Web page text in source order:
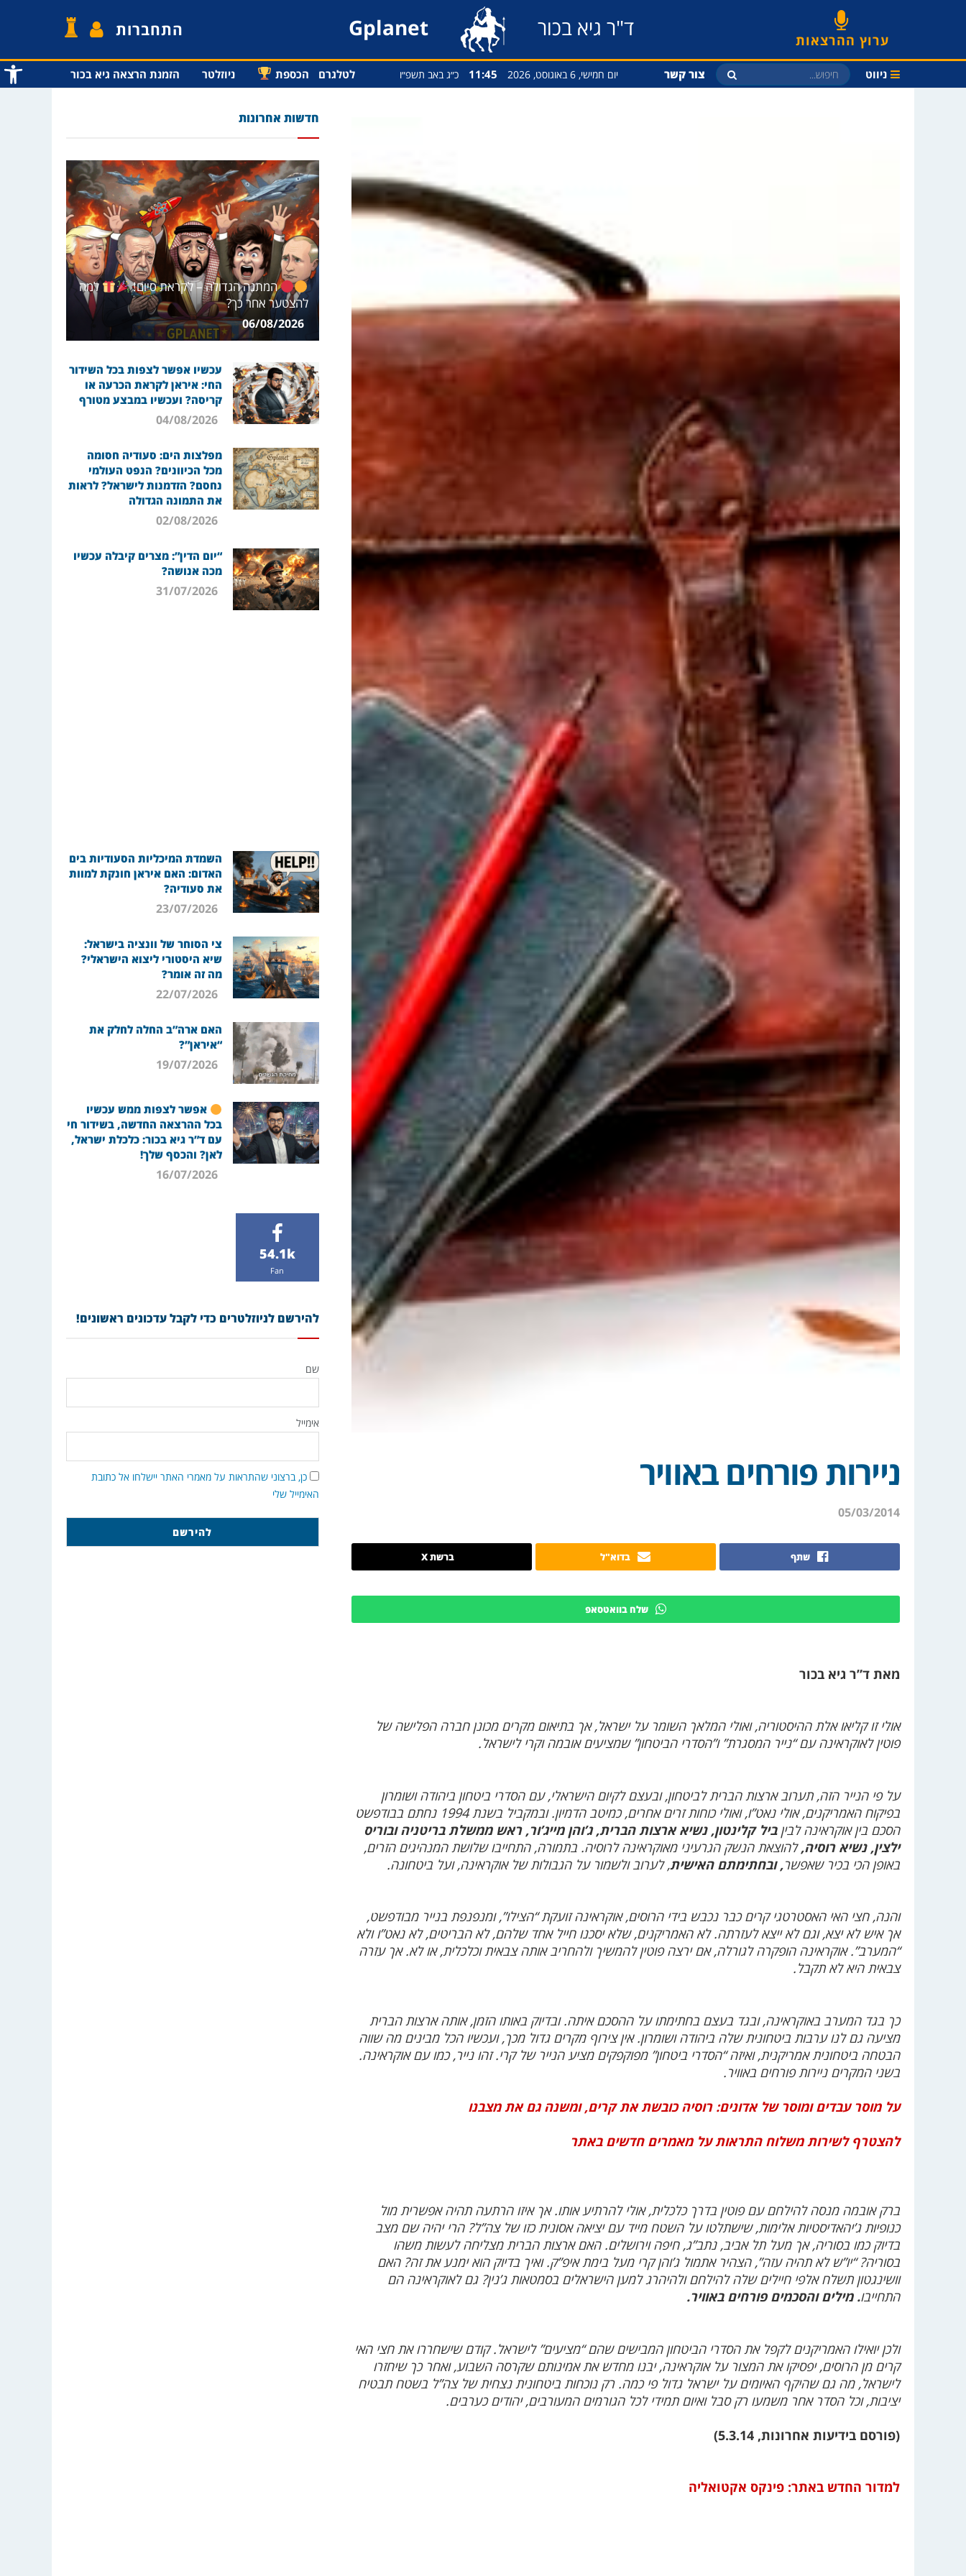
פתח
ערוץ ההרצאות ד"ר גיא בכור Gplanet התחברות
ניווט צור קשר יום חמישי, 6 באוגוסט, 2026 11:45 כ״ג באב תשפ״ו לטלגרם הכספת ניוזלטר הזמנת הרצאה גיא בכור
ניירות פורחים באוויר
05/03/2014
שתף בדוא"ל ברשת X
שלח בוואטסאפ
מאת ד”ר גיא בכור
אולי זו קליאו אלת ההיסטוריה, ואולי המלאך השומר על ישראל, אך בתיאום מקרים מכונן חברה הפלישה של
פוטין לאוקראינה עם “נייר המסגרת” ו”הסדרי הביטחון” שמציעים אובמה וקרי לישראל.
על פי הנייר הזה, תערוב ארצות הברית לביטחון, ובעצם לקיום הישראלי, עם הסדרי ביטחון ביהודה ושומרון
בפיקוח האמריקנים, אולי נאט”ו, ואולי כוחות זרים אחרים, כמיטב הדמיון. ובמקביל בשנת 1994 נחתם בבודפשט
הסכם בין אוקראינה לבין ביל קלינטון, נשיא ארצות הברית, ג’והן מייג’ור, ראש ממשלת בריטניה ובוריס
ילצין, נשיא רוסיה,להוצאת הנשק הגרעיני מאוקראינה לרוסיה. בתמורה, התחייבו שלושת המנהיגים הזרים,
באופן הכי בכיר שאפשר, ובחתימתם האישית, לערוב ולשמור על הגבולות של אוקראינה, ועל ביטחונה.
והנה, חצי האי האסטרטגי קרים כבר נכבש בידי הרוסים, אוקראינה זועקת “הצילו”, ומנפנפת בנייר מבודפשט,
אך איש לא יצא, וגם לא ייצא לעזרתה. לא האמריקנים, שלא יסכנו חייל אחד שלהם, לא הבריטים, לא נאט”ו ולא
“המערב”. אוקראינה הופקרה לגורלה, אם ירצה פוטין להמשיך ולהחריב אותה צבאית וכלכלית, או לא. אך עזרה
צבאית היא לא תקבל.
כך בגד המערב באוקראינה, ובגד בעצם בחתימתו על ההסכם איתה. ובדיוק באותו הזמן, אותה ארצות הברית
מציעה גם לנו ערבות ביטחונית שלה ביהודה ושומרון. אין צירוף מקרים גדול מכך, ועכשיו הכל מבינים מה שווה
הבטחה ביטחונית אמריקנית, ואיזה “הסדרי ביטחון” מפוקפקים מציע הנייר של קרי. זהו נייר, כמו עם אוקראינה.
בשני המקרים ניירות פורחים באוויר.
על מוסר עבדים ומוסר של אדונים: רוסיה כובשת את קרים, ומשנה גם את מצבנו
להצטרף לשירות משלוח התראות על מאמרים חדשים באתר
ברק אובמה מנסה להילחם עם פוטין בדרך כלכלית, אולי להרתיע אותו. אך איזו הרתעה תהיה אפשרית מול
כנופיות ג’יהאדיסטיות אלימות, שישתלטו על השטח מייד עם יציאה אסונית כזו של צה”ל? הרי יהיה שם מצב
בדיוק כמו בסוריה, אך מעל תל אביב, נתב”ג, חיפה וירושלים. האם ארצות הברית מצליחה לעשות משהו
בסוריה? “יו”ש לא תהיה עזה”, הצהיר אתמול ג’והן קרי מעל בימת איפ”ק. ואיך בדיוק הוא ימנע את זה? האם
וושינגטון תשלח אלפי חיילים שלה להילחם ולהיהרג למען הישראלים בסמטאות ג’נין? גם לאוקראינה הם
התחייבו. מילים והסכמים פורחים באוויר.
ולכן יואילו האמריקנים לקפל את הסדרי הביטחון המבישים שהם “מציעים” לישראל. קודם שישחררו את חצי האי
קרים מן הרוסים, יפסיקו את המצור על אוקראינה, יבנו מחדש את אמינותם שקרסה השבוע, ואחר כך שיחזרו
לישראל, מה גם שהיקף האיומים על ישראל גדול פי כמה. רק נוכחות ביטחונית נצחית של צה”ל בשטח תבטיח
יציבות, וכל הסדר אחר משמעו רק סבל ואיום תמידי לכל הגורמים המעורבים, יהודים כערבים.
(פורסם בידיעות אחרונות, 5.3.14)
למדור החדש באתר: פינקס אקטואליה
חדשות אחרונות
המתנה הגדולה – לקראת סיום!
למה
להצטער אחר כך?
06/08/2026
עכשיו אפשר לצפות בכל השידור
החי: איראן לקראת הכרעה או
קריסה? ועכשיו במבצע מטורף
04/08/2026
מפלצות הים: סעודיה חסומה
מכל הכיוונים? הנפט העולמי
נחסם? הזדמנות לישראל? לראות
את התמונה הגדולה
02/08/2026
“יום הדין”: מצרים קיבלה עכשיו
מכה אנושה?
31/07/2026
השמדת המיכליות הסעודיות בים
האדום: האם איראן חונקת למוות
את סעודיה?
23/07/2026
צי הסוחר של וונציה בישראל:
שיא היסטורי ליצוא הישראלי?
מה זה אומר?
22/07/2026
האם ארה”ב החלה לחלק את
“איראן”?
19/07/2026
אפשר לצפות ממש עכשיו
בכל ההרצאה החדשה, בשידור חי
עם ד”ר גיא בכור: כלכלת ישראל,
לאן? והכסף שלך!
16/07/2026
54.1k
Fan
להירשם לניוזלטרים כדי לקבל עדכונים ראשונים!
שם
אימייל
כן, ברצוני שהתראות על מאמרי האתר יישלחו אל כתובת
האימייל שלי